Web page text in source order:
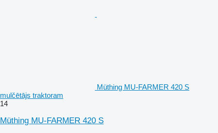
Müthing MU-FARMER 420 S
mulčētājs traktoram
14
Müthing MU-FARMER 420 S